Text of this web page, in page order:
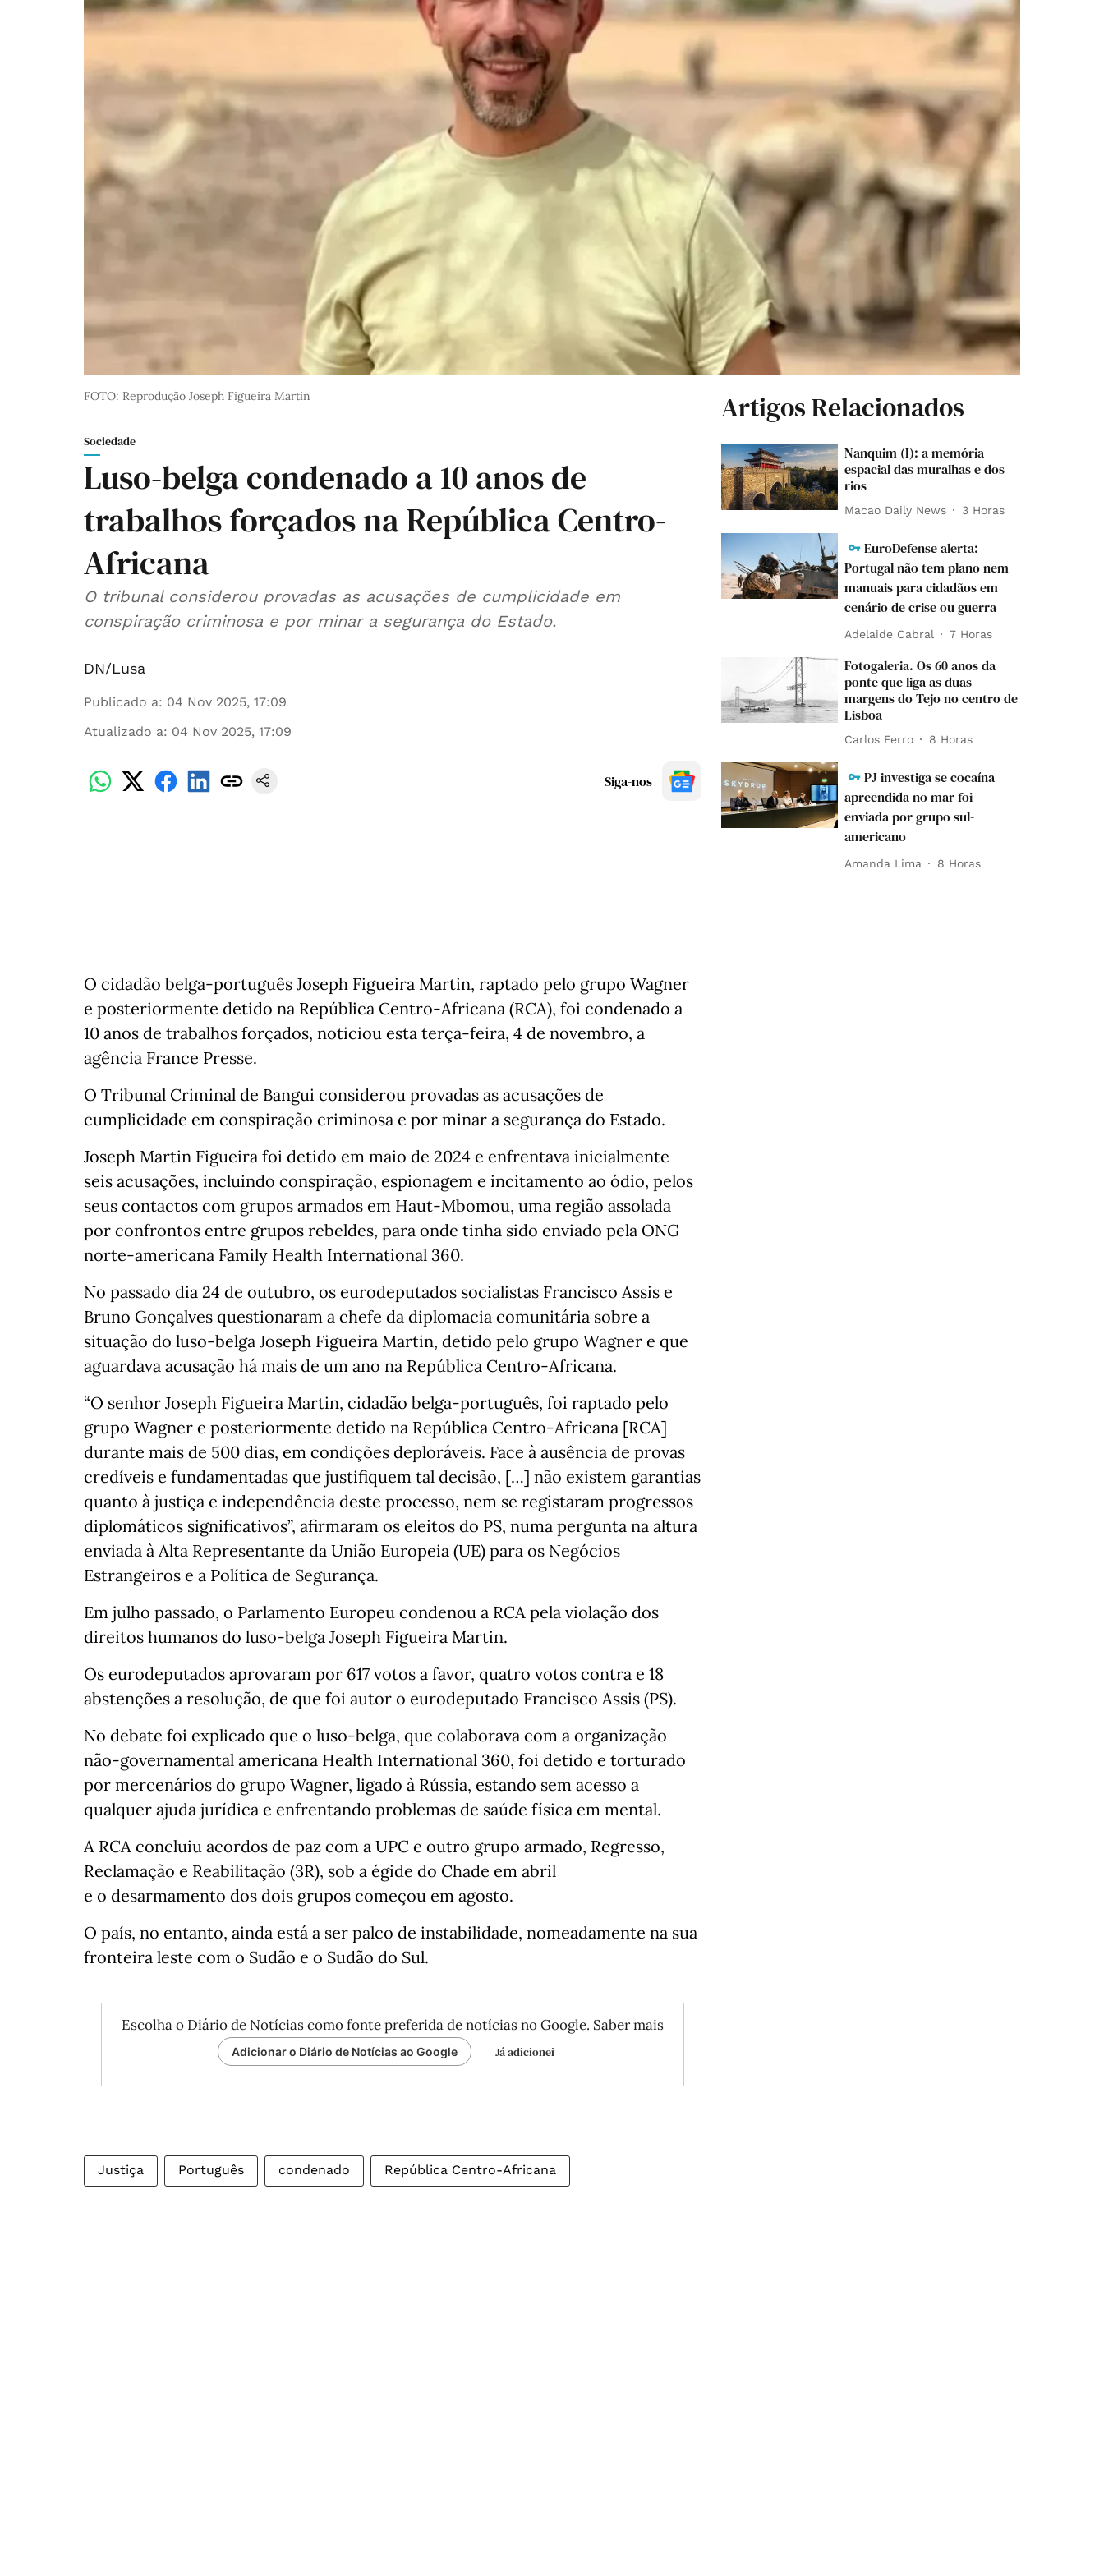
FOTO: Reprodução Joseph Figueira Martin
Sociedade
Luso-belga condenado a 10 anos de
trabalhos forçados na República Centro-
Africana
O tribunal considerou provadas as acusações de cumplicidade em
conspiração criminosa e por minar a segurança do Estado.
DN/Lusa
Publicado a: 04 Nov 2025, 17:09
Atualizado a: 04 Nov 2025, 17:09
Siga-nos
O cidadão belga-português Joseph Figueira Martin, raptado pelo grupo Wagner
e posteriormente detido na República Centro-Africana (RCA), foi condenado a
10 anos de trabalhos forçados, noticiou esta terça-feira, 4 de novembro, a
agência France Presse.
O Tribunal Criminal de Bangui considerou provadas as acusações de
cumplicidade em conspiração criminosa e por minar a segurança do Estado.
Joseph Martin Figueira foi detido em maio de 2024 e enfrentava inicialmente
seis acusações, incluindo conspiração, espionagem e incitamento ao ódio, pelos
seus contactos com grupos armados em Haut-Mbomou, uma região assolada
por confrontos entre grupos rebeldes, para onde tinha sido enviado pela ONG
norte-americana Family Health International 360.
No passado dia 24 de outubro, os eurodeputados socialistas Francisco Assis e
Bruno Gonçalves questionaram a chefe da diplomacia comunitária sobre a
situação do luso-belga Joseph Figueira Martin, detido pelo grupo Wagner e que
aguardava acusação há mais de um ano na República Centro-Africana.
“O senhor Joseph Figueira Martin, cidadão belga-português, foi raptado pelo
grupo Wagner e posteriormente detido na República Centro-Africana [RCA]
durante mais de 500 dias, em condições deploráveis. Face à ausência de provas
credíveis e fundamentadas que justifiquem tal decisão, […] não existem garantias
quanto à justiça e independência deste processo, nem se registaram progressos
diplomáticos significativos”, afirmaram os eleitos do PS, numa pergunta na altura
enviada à Alta Representante da União Europeia (UE) para os Negócios
Estrangeiros e a Política de Segurança.
Em julho passado, o Parlamento Europeu condenou a RCA pela violação dos
direitos humanos do luso-belga Joseph Figueira Martin.
Os eurodeputados aprovaram por 617 votos a favor, quatro votos contra e 18
abstenções a resolução, de que foi autor o eurodeputado Francisco Assis (PS).
No debate foi explicado que o luso-belga, que colaborava com a organização
não-governamental americana Health International 360, foi detido e torturado
por mercenários do grupo Wagner, ligado à Rússia, estando sem acesso a
qualquer ajuda jurídica e enfrentando problemas de saúde física em mental.
A RCA concluiu acordos de paz com a UPC e outro grupo armado, Regresso,
Reclamação e Reabilitação (3R), sob a égide do Chade em abril
e o desarmamento dos dois grupos começou em agosto.
O país, no entanto, ainda está a ser palco de instabilidade, nomeadamente na sua
fronteira leste com o Sudão e o Sudão do Sul.
Escolha o Diário de Notícias como fonte preferida de notícias no Google. Saber mais
Adicionar o Diário de Notícias ao Google Já adicionei
Justiça Português condenado República Centro-Africana
Artigos Relacionados
Nanquim (I): a memória
espacial das muralhas e dos
rios
Macao Daily News 3 Horas
EuroDefense alerta:
Portugal não tem plano nem
manuais para cidadãos em
cenário de crise ou guerra
Adelaide Cabral 7 Horas
Fotogaleria. Os 60 anos da
ponte que liga as duas
margens do Tejo no centro de
Lisboa
Carlos Ferro 8 Horas
PJ investiga se cocaína
apreendida no mar foi
enviada por grupo sul-
americano
Amanda Lima 8 Horas